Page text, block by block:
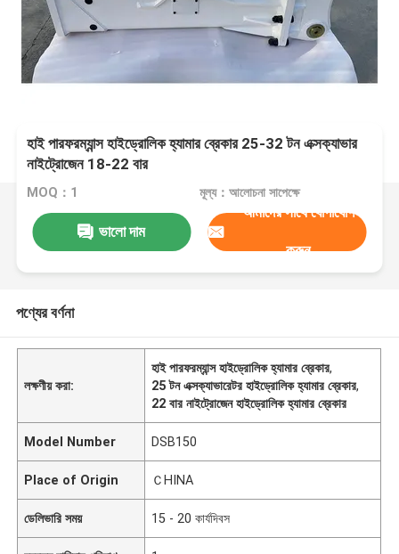
হাই পারফরম্যান্স হাইড্রোলিক হ্যামার ব্রেকার 25-32 টন এক্সক্যাভার
নাইট্রোজেন 18-22 বার
MOQ：1 মূল্য：আলোচনা সাপেক্ষে
ভালো দাম
আমাদের সাথে যোগাযোগ
করুন
পণ্যের বর্ণনা
লক্ষণীয় করা:
হাই পারফরম্যান্স হাইড্রোলিক হ্যামার ব্রেকার,
25 টন এক্সক্যাভারেটর হাইড্রোলিক হ্যামার ব্রেকার,
22 বার নাইট্রোজেন হাইড্রোলিক হ্যামার ব্রেকার
Model Number DSB150
Place of Origin ＣHINA
ডেলিভারি সময় 15 - 20 কার্যদিবস